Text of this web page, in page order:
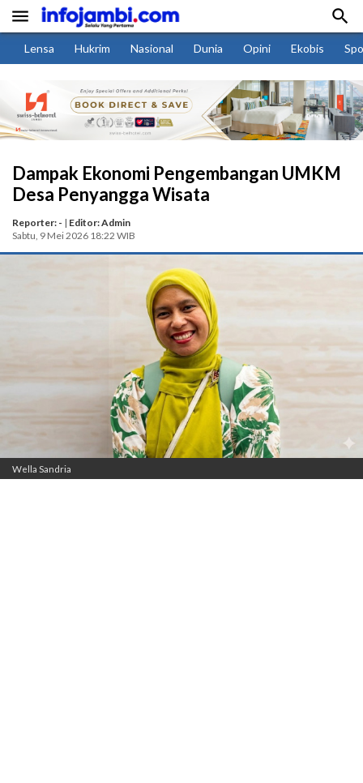
 
Lensa Hukrim Nasional Dunia Opini Ekobis
Dampak Ekonomi Pengembangan UMKM
Desa Penyangga Wisata
Reporter: - | Editor: Admin
Sabtu, 9 Mei 2026 18:22 WIB
Wella Sandria